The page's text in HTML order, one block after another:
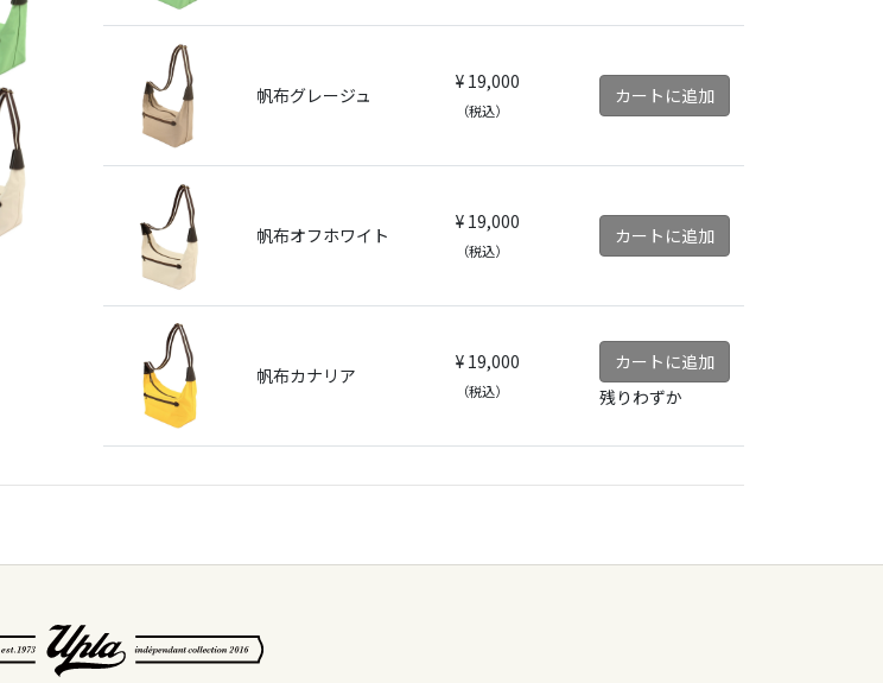
帆布グレージュ
¥ 19,000
（税込）
カートに追加
帆布オフホワイト
¥ 19,000
（税込）
カートに追加
帆布カナリア
¥ 19,000
（税込）
カートに追加
残りわずか